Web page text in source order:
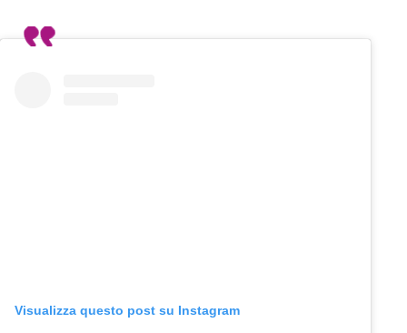
Visualizza questo post su Instagram